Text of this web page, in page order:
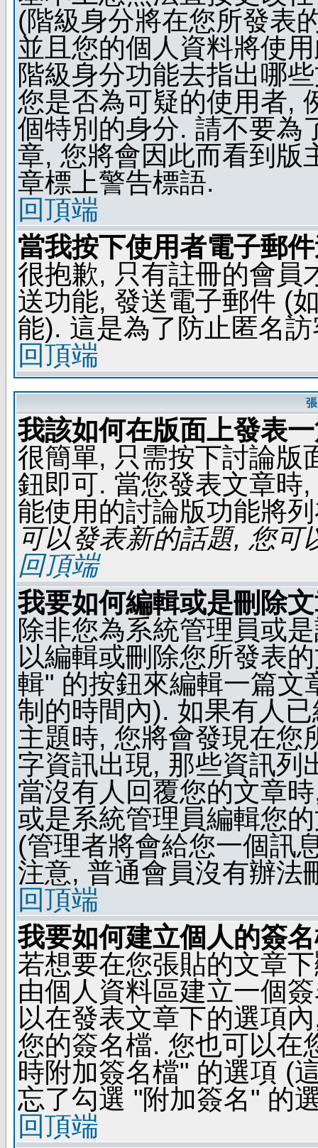
(階級身分將在您所發表
並且您的個人資料將使
階級身分功能去指出哪
您是否為可疑的使用者,
個特別的身分. 請不要為
章, 您將會因此而看到版
章標上警告標語.
回頂端
當我按下使用者電子郵
很抱歉, 只有註冊的會員
送功能, 發送電子郵件 (
能). 這是為了防止匿名
回頂端
我該如何在版面上發表
很簡單, 只需按下討論版
鈕即可. 當您發表文章時
能使用的討論版功能將
可以發表新的話題, 您可
回頂端
我要如何編輯或是刪除
除非您為系統管理員或
以編輯或刪除您所發表
輯" 的按鈕來編輯一篇文
制的時間內). 如果有人
主題時, 您將會發現在您
字資訊出現, 那些資訊列
當沒有人回覆您的文章
或是系統管理員編輯您
(管理者將會給您一個訊
注意, 普通會員沒有辦法
回頂端
我要如何建立個人的簽
若想要在您張貼的文章
由個人資料區建立一個
以在發表文章下的選項
您的簽名檔. 您也可以在
時附加簽名檔" 的選項 (
忘了勾選 "附加簽名" 的
回頂端